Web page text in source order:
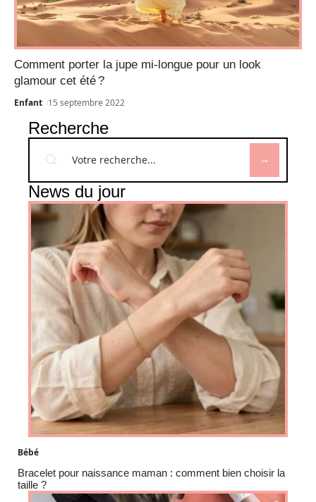
Comment porter la jupe mi-longue pour un look
glamour cet été ?
Enfant 15 septembre 2022
Recherche
News du jour
Bébé
Bracelet pour naissance maman : comment bien choisir la
taille ?